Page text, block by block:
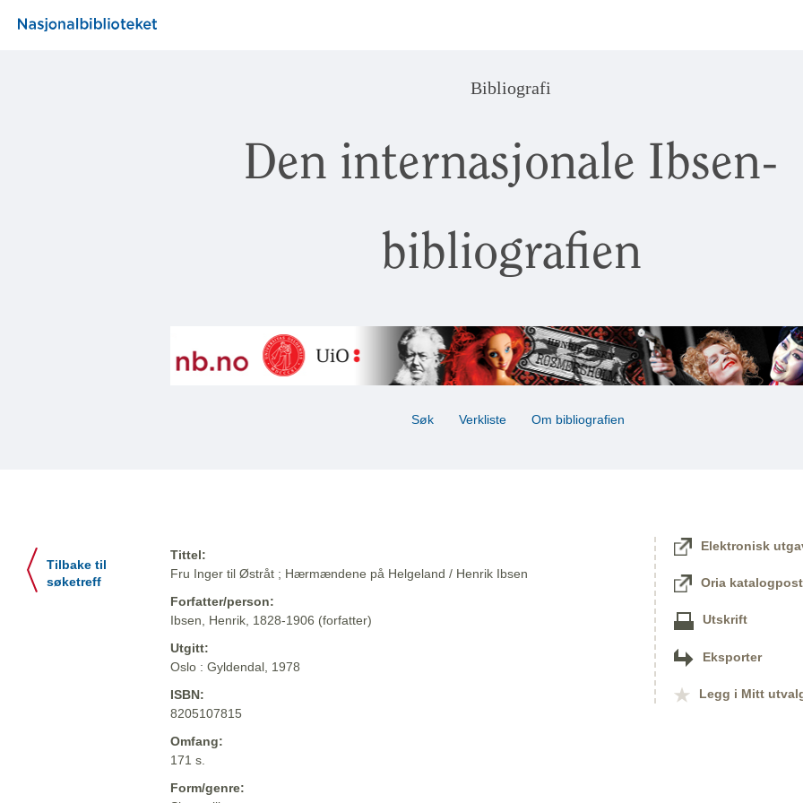
Bibliografi
Den internasjonale Ibsen-
bibliografien
Søk Verkliste Om bibliografien
Tilbake til
søketreff
Tittel:
Fru Inger til Østråt ; Hærmændene på Helgeland / Henrik Ibsen
Forfatter/person:
Ibsen, Henrik, 1828-1906 (forfatter)
Utgitt:
Oslo : Gyldendal, 1978
ISBN:
8205107815
Omfang:
171 s.
Form/genre:
Elektronisk
Oria katalogpost
Utskrift
Eksporter
Legg i Mitt